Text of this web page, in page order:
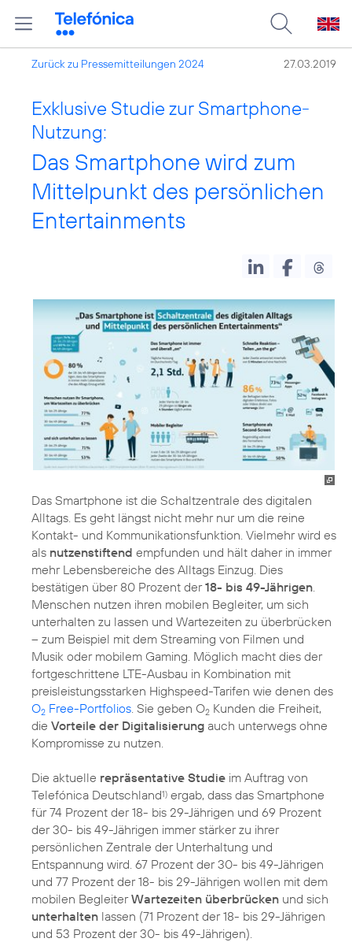
Zurück zu Pressemitteilungen 2024 27.03.2019
Exklusive Studie zur Smartphone-
Nutzung:
Das Smartphone wird zum
Mittelpunkt des persönlichen
Entertainments
Das Smartphone ist die Schaltzentrale des digitalen
Alltags. Es geht längst nicht mehr nur um die reine
Kontakt- und Kommunikationsfunktion. Vielmehr wird es
als nutzenstiftend empfunden und hält daher in immer
mehr Lebensbereiche des Alltags Einzug. Dies
bestätigen über 80 Prozent der18- bis 49-Jährigen
Menschen nutzen ihren mobilen Begleiter, um sich
unterhalten zu lassen und Wartezeiten zu überbrücken
– zum Beispiel mit dem Streaming von Filmen und
Musik oder mobilem Gaming. Möglich macht dies der
fortgeschrittene LTE-Ausbau in Kombination mit
preisleistungsstarken Highspeed-Tarifen wie denen des
O2 Free-Portfolios . Sie geben O2 Kunden die Freiheit,
die Vorteile der Digitalisierung auch unterwegs ohne
Kompromisse zu nutzen.
Die aktuelle repräsentative Studie im Auftrag von
Telefónica Deutschland1) ergab, dass das Smartphone
für 74 Prozent der 18- bis 29-Jährigen und 69 Prozent
der 30- bis 49-Jährigen immer stärker zu ihrer
persönlichen Zentrale der Unterhaltung und
Entspannung wird. 67 Prozent der 30- bis 49-Jährigen
und 77 Prozent der 18- bis 29-Jährigen wollen mit dem
mobilen BegleiterWartezeiten überbrücken und sich
unterhalten lassen (71 Prozent der 18- bis 29-Jährigen
und 53 Prozent der 30- bis 49-Jährigen).